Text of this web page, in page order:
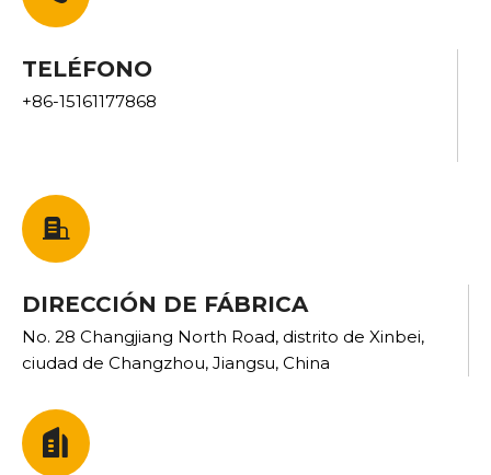
TELÉFONO
+86-15161177868
DIRECCIÓN DE FÁBRICA
No. 28 Changjiang North Road, distrito de Xinbei,
ciudad de Changzhou, Jiangsu, China